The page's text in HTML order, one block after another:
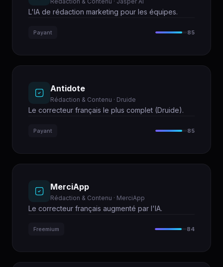
L'IA de rédaction marketing pour les équipes.
Payant 85
Antidote
Rédaction & Contenu · Druide
Le correcteur français le plus complet (Druide).
Payant 85
MerciApp
Rédaction & Contenu · MerciApp
Le correcteur français augmenté par l'IA.
Freemium 84